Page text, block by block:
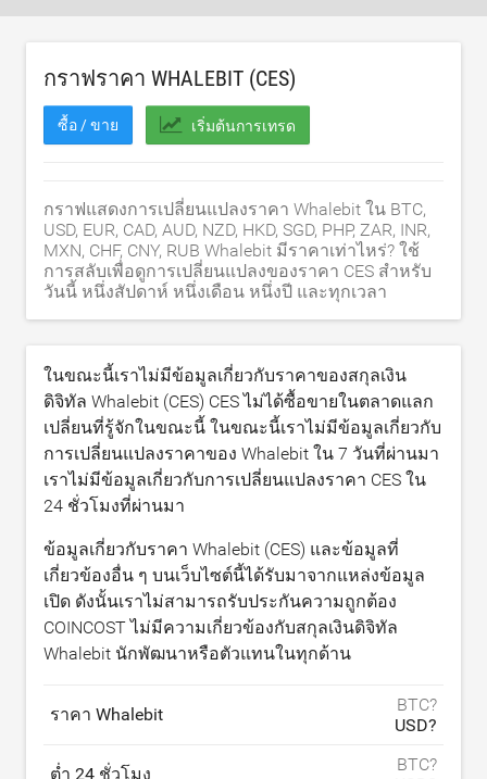
กราฟราคา WHALEBIT (CES)
ซื้อ / ขาย เริ่มต้นการเทรด
กราฟแสดงการเปลี่ยนแปลงราคา Whalebit ใน BTC,
USD, EUR, CAD, AUD, NZD, HKD, SGD, PHP, ZAR, INR,
MXN, CHF, CNY, RUB Whalebit มีราคาเท่าไหร่? ใช้
การสลับเพื่อดูการเปลี่ยนแปลงของราคา CES สำหรับ
วันนี้ หนึ่งสัปดาห์ หนึ่งเดือน หนึ่งปี และทุกเวลา
ในขณะนี้เราไม่มีข้อมูลเกี่ยวกับราคาของสกุลเงิน
ดิจิทัล Whalebit (CES) CES ไม่ได้ซื้อขายในตลาดแลก
เปลี่ยนที่รู้จักในขณะนี้ ในขณะนี้เราไม่มีข้อมูลเกี่ยวกับ
การเปลี่ยนแปลงราคาของ Whalebit ใน 7 วันที่ผ่านมา
เราไม่มีข้อมูลเกี่ยวกับการเปลี่ยนแปลงราคา CES ใน
24 ชั่วโมงที่ผ่านมา
ข้อมูลเกี่ยวกับราคา Whalebit (CES) และข้อมูลที่
เกี่ยวข้องอื่น ๆ บนเว็บไซต์นี้ได้รับมาจากแหล่งข้อมูล
เปิด ดังนั้นเราไม่สามารถรับประกันความถูกต้อง
COINCOST ไม่มีความเกี่ยวข้องกับสกุลเงินดิจิทัล
Whalebit นักพัฒนาหรือตัวแทนในทุกด้าน
ราคา Whalebit
BTC?
USD?
ต่ำ 24 ชั่วโมง
BTC?